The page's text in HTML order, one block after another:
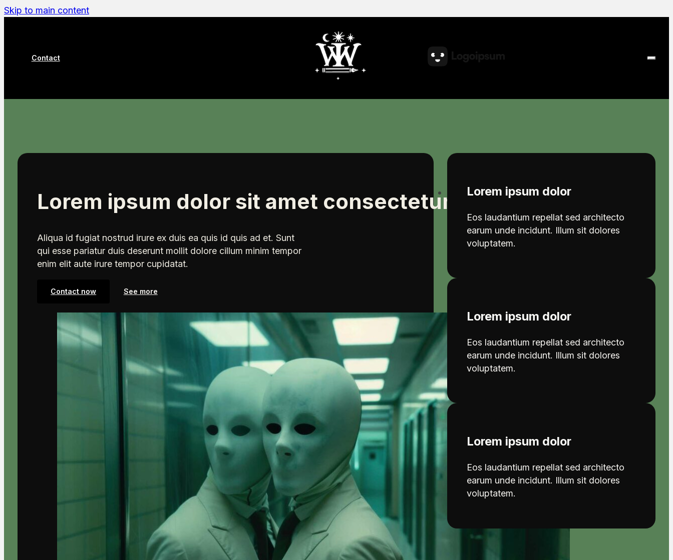
Skip to main content
Contact
Lorem ipsum dolor sit amet consectetur adipiscing
Aliqua id fugiat nostrud irure ex duis ea quis id quis ad et. Sunt
qui esse pariatur duis deserunt mollit dolore cillum minim tempor
enim elit aute irure tempor cupidatat.
Contact now See more
Lorem ipsum dolor
Eos laudantium repellat sed architecto
earum unde incidunt. Illum sit dolores
voluptatem.
Lorem ipsum dolor
Eos laudantium repellat sed architecto
earum unde incidunt. Illum sit dolores
voluptatem.
Lorem ipsum dolor
Eos laudantium repellat sed architecto
earum unde incidunt. Illum sit dolores
voluptatem.